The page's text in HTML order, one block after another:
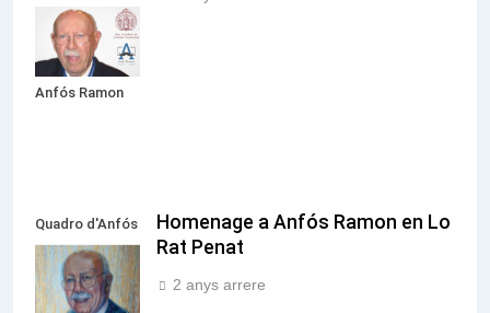
Llengua
Valenciana,
dedicat a
Anfós Ramon
Quadro d'Anfós
Ramon i Garcia
pintat per José
Antonio Espinar
Homenage a Anfós Ramon en Lo
Rat Penat
2 anys arrere